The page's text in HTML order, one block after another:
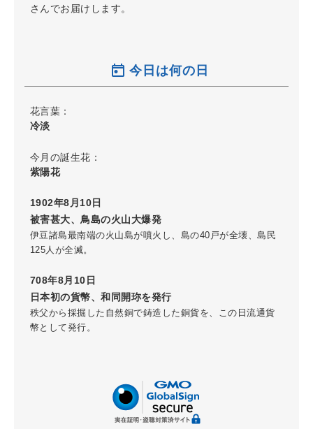
さんでお届けします。
今日は何の日
花言葉：
冷淡
今月の誕生花：
紫陽花
1902年8月10日
被害甚大、鳥島の火山大爆発
伊豆諸島最南端の火山島が噴火し、島の40戸が全壊、島民
125人が全滅。
708年8月10日
日本初の貨幣、和同開珎を発行
秩父から採掘した自然銅で鋳造した銅貨を、この日流通貨
幣として発行。